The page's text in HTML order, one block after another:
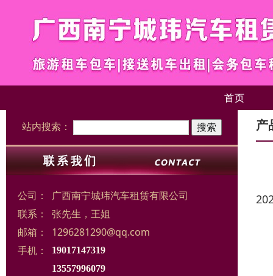
首页
站内搜索：
公司：
广西南宁城玮汽车租赁有限公司
联系：
张先生，王姐
邮箱：
1296281290@qq.com
手机：
19017147319
13557996079
产